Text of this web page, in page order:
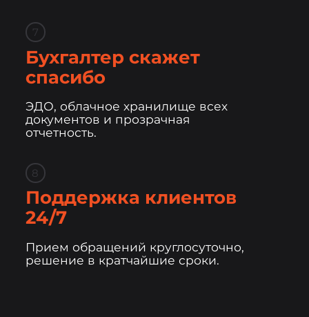
7
Бухгалтер скажет
спасибо
ЭДО, облачное хранилище всех
документов и прозрачная
отчетность.
8
Поддержка клиентов
24/7
Прием обращений круглосуточно,
решение в кратчайшие сроки.